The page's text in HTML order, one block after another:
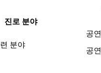
진로 분야
분야
공
공